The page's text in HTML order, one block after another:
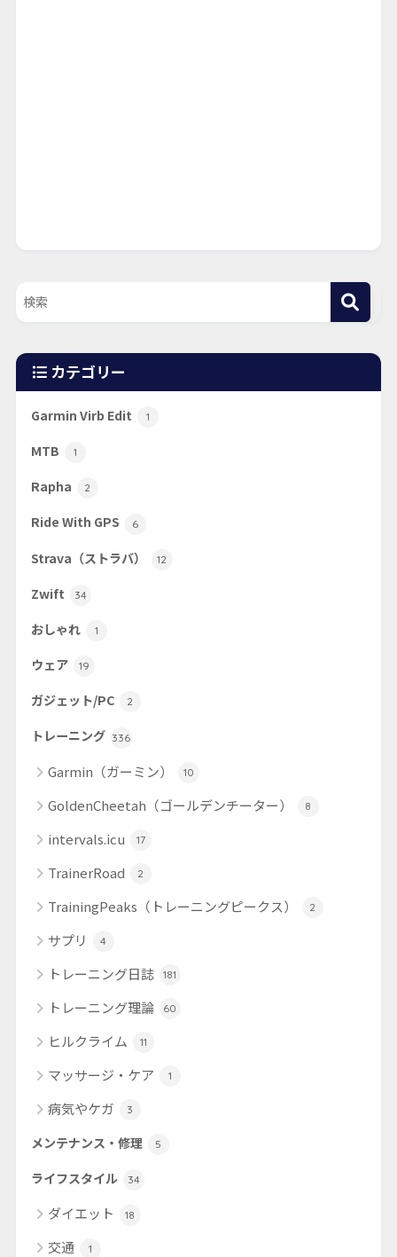
カテゴリー
Garmin Virb Edit 1
MTB 1
Rapha 2
Ride With GPS 6
Strava（ストラバ） 12
Zwift 34
おしゃれ 1
ウェア 19
ガジェット/PC 2
トレーニング 336
Garmin（ガーミン） 10
GoldenCheetah（ゴールデンチーター） 8
intervals.icu 17
TrainerRoad 2
TrainingPeaks（トレーニングピークス） 2
サプリ 4
トレーニング日誌 181
トレーニング理論 60
ヒルクライム 11
マッサージ・ケア 1
病気やケガ 3
メンテナンス・修理 5
ライフスタイル 34
ダイエット 18
交通 1